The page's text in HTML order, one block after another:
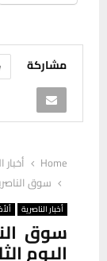
مشاركة
Home
أخبار
سوق
أخبار الناصرية
سوق
اليوم